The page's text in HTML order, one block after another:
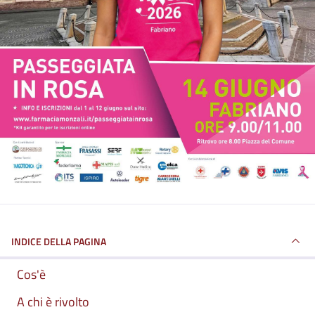
INDICE DELLA PAGINA
Cos'è
A chi è rivolto